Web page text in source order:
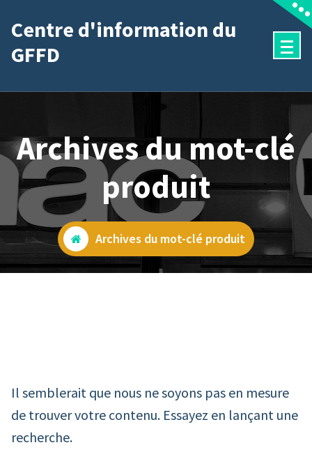
au
contenu
Centre d'information du
GFFD
Archives du mot-clé
produit
Archives du mot-clé produit
Il semblerait que nous ne soyons pas en mesure
de trouver votre contenu. Essayez en lançant une
recherche.